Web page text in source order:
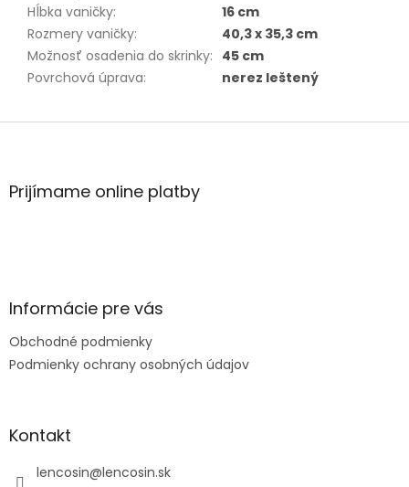
Hĺbka vaničky:
16 cm
Rozmery vaničky:
40,3 x 35,3 cm
Možnosť osadenia do skrinky: 45 cm
Povrchová úprava: nerez leštený
Z
äPrijímame online platby
Informácie pre vás
Obchodné podmienky
Podmienky ochrany osobných údajov
Kontakt
lencosin@lencosin.sk